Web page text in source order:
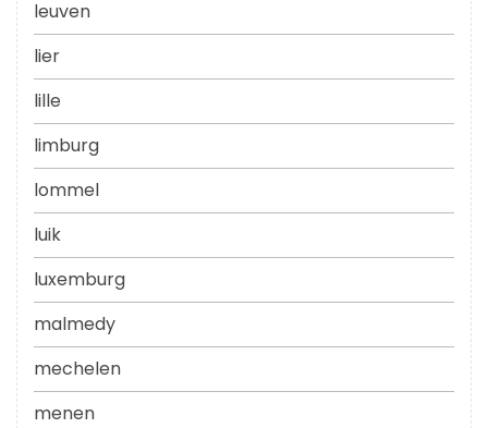
leuven
lier
lille
limburg
lommel
luik
luxemburg
malmedy
mechelen
menen